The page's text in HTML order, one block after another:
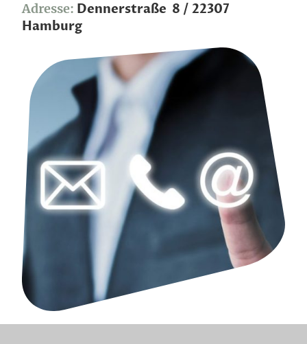
Adresse: Dennerstraße 8 / 22307
Hamburg